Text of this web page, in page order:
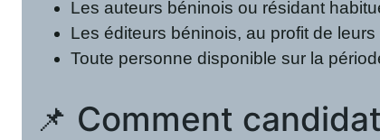
Les auteurs béninois ou résidant
Les éditeurs béninois, au profit de leurs
Toute personne disponible sur la
📌 Comment